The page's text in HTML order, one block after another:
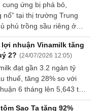
ứng bị phá bỏ,
nổ” tại thị trường Trung
phủ trồng sầu riêng ở
vì giá lao dốc, dư cung.
nhuận Vinamilk tăng
2? (24/07/2026 12:05)
đạt gần 3.2 ngàn tỷ
thuế, tăng 28% so với
6 tháng lên 5,643 tỷ
Động lực tăng trưởng
Sao Ta tăng 92%